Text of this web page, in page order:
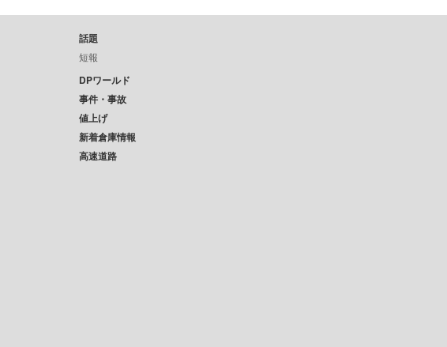
話題
短報
DPワールド
事件・事故
値上げ
新着倉庫情報
高速道路